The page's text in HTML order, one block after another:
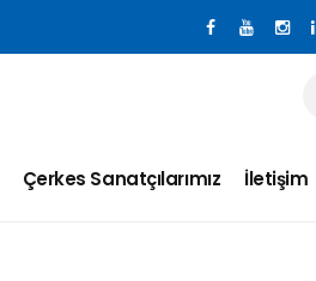
Çerkes Sanatçılarımız İletişim